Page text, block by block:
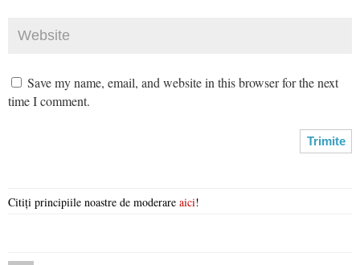
Save my name, email, and website in this browser for the next
time I comment.
Citiți principiile noastre de moderare aici!